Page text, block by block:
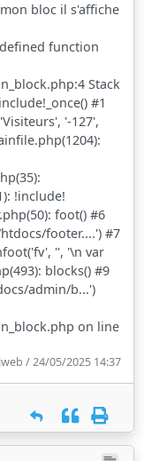
bloc il s'affiche
function
Stack
#1
'-127',
!include!
foot() #6
footer....') #7
'', '\n var
blocks() #9
admin/b...')
on line
/ 24/05/2025 14:37